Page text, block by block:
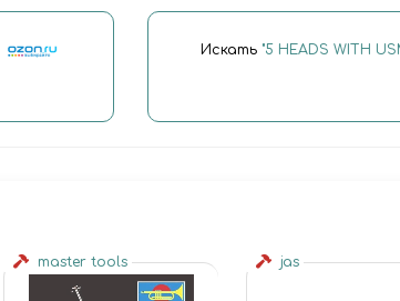
Искать "5 HEADS WITH
master tools jas